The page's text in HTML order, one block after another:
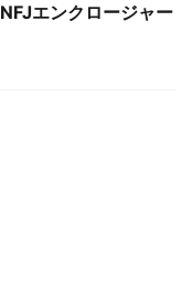
エンクロージャー